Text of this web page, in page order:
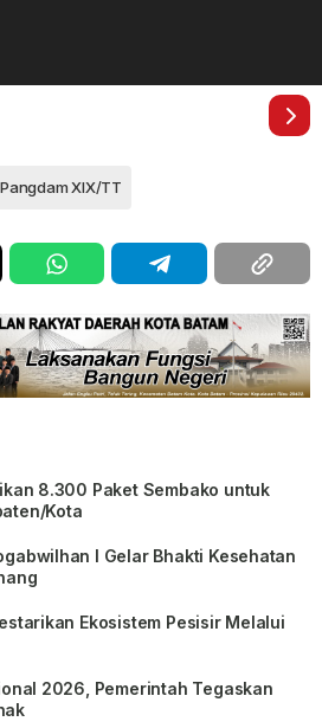
Pangdam XIX/TT
8.300 Paket Sembako untuk
Kota
I Gelar Bhakti Kesehatan
Ekosistem Pesisir Melalui
2026, Pemerintah Tegaskan